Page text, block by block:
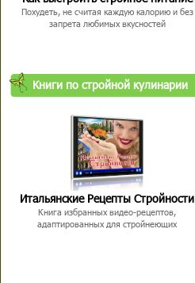
Похудеть, не считая каждую калорию и без
запрета любимых вкусностей
Книги по стройной кулинарии
Итальянские Рецепты Стройности
Книга избранных видео-рецептов,
адаптированных для стройнеющих